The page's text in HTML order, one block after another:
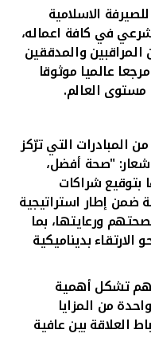
الاسلامية
في كافة اعماله،
والمدققين
عالميا موثوقا
العالم.
المبادرات التي ترّكز
"صحة أفضل،
شراكات
ضمن إطار استراتيجية
ورعايتها، بما
بديناميكية
تشكل أهمية
من المزايا
العلاقة بين عافية